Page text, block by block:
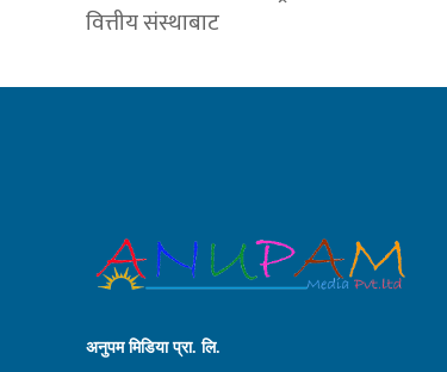
वित्तीय संस्थाबाट
अनुपम मिडिया प्रा. लि.